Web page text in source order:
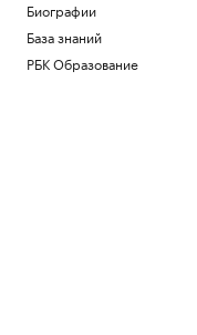
Биографии
База знаний
РБК Образование